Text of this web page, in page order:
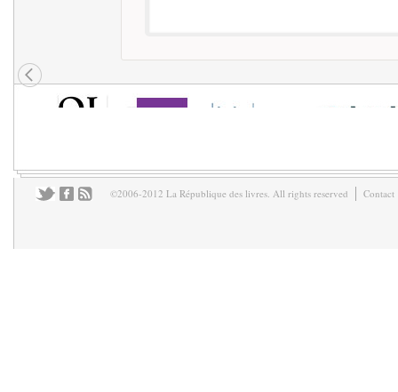
©2006-2012 La République des livres. All rights reserved Contact